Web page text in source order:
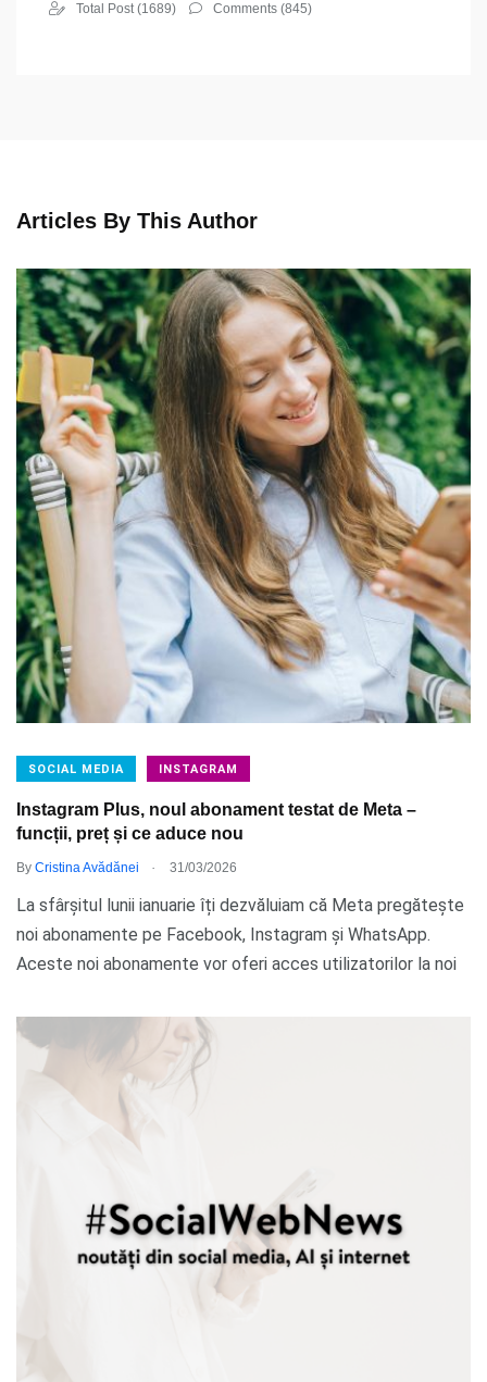
Total Post (1689) Comments (845)
Articles By This Author
SOCIAL MEDIA INSTAGRAM
Instagram Plus, noul abonament testat de Meta –
funcții, preț și ce aduce nou
By Cristina Avădănei . 31/03/2026
La sfârșitul lunii ianuarie îți dezvăluiam că Meta pregătește
noi abonamente pe Facebook, Instagram și WhatsApp.
Aceste noi abonamente vor oferi acces utilizatorilor la noi